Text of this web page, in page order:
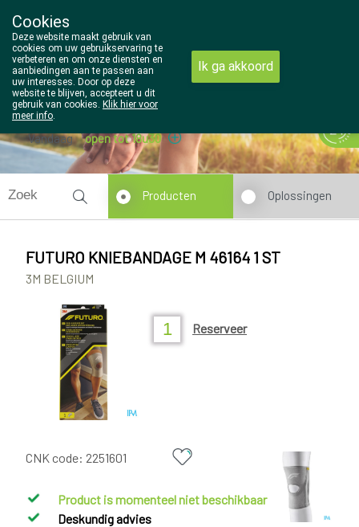
014/810298
Vandaag open tot 18u30
Producten Oplossingen
FUTURO KNIEBANDAGE M 46164 1 ST
3M BELGIUM
Reserveer
CNK code: 2251601
Product is momenteel niet beschikbaar
Deskundig advies
Cookies
Deze website maakt gebruik van
cookies om uw gebruikservaring te
verbeteren en om onze diensten en
aanbiedingen aan te passen aan
uw interesses. Door op deze
website te blijven, accepteert u dit
gebruik van cookies. Klik hier voor
meer info.
Ik ga akkoord